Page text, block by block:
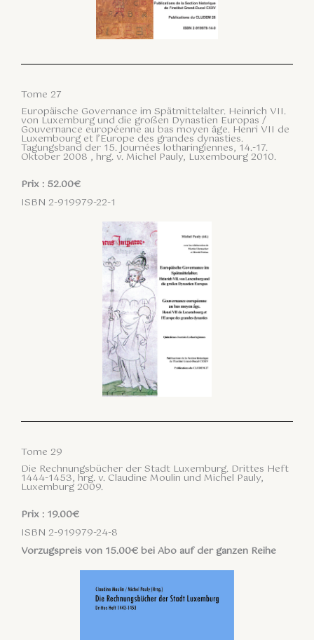
Tome 27
Europäische Governance im Spätmittelalter. Heinrich VII.
von Luxemburg und die großen Dynastien Europas /
Gouvernance européenne au bas moyen âge. Henri VII de
Luxembourg et l’Europe des grandes dynasties.
Tagungsband der 15. Journées lotharingiennes, 14.-17.
Oktober 2008 , hrg. v. Michel Pauly, Luxembourg 2010.
Prix : 52.00€
ISBN 2-919979-22-1
Tome 29
Die Rechnungsbücher der Stadt Luxemburg. Drittes Heft
1444-1453, hrg. v. Claudine Moulin und Michel Pauly,
Luxemburg 2009.
Prix : 19.00€
ISBN 2-919979-24-8
Vorzugspreis von 15.00€ bei Abo auf der ganzen Reihe